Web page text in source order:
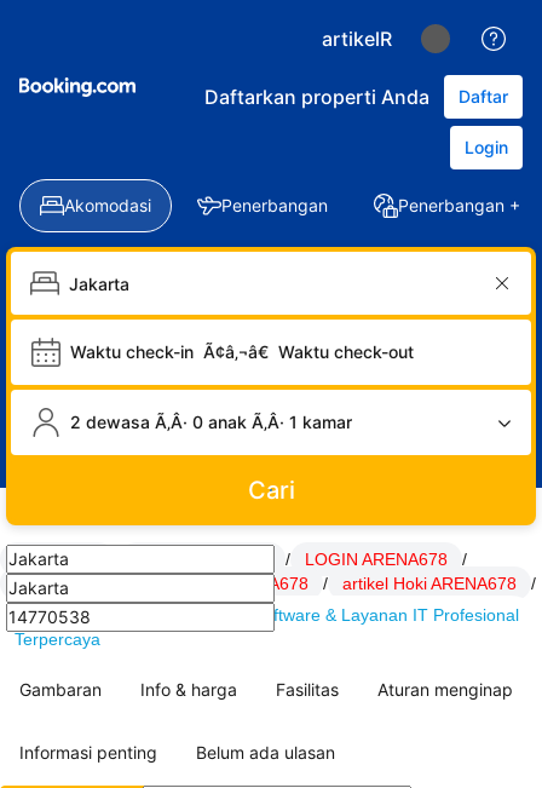
artikelR
Daftarkan properti Anda Daftar
Login
Akomodasi Penerbangan Penerbangan +
Waktu check-in Ã¢â‚¬â€ Waktu check-out
2 dewasa Ã‚Â· 0 anak Ã‚Â· 1 kamar
Cari
ARENA678 / LOGIN ARENA678
/
Link ARENA678
SITUS ARENA678 / artikel Hoki ARENA678
/
ARENA678 : DSSoft.net Solusi Software & Layanan IT Profesional
Terpercaya
Gambaran Info & harga Fasilitas Aturan menginap
Informasi penting Belum ada ulasan